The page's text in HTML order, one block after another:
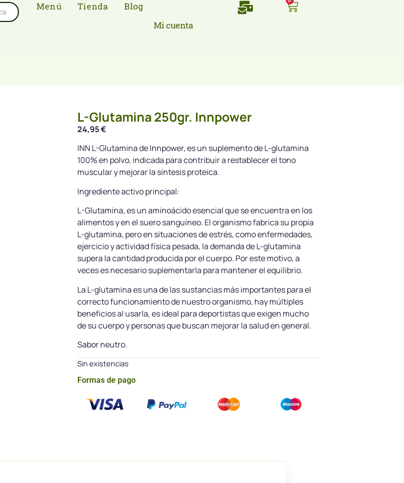
Menú Tienda
Blog
Mi cuenta
L-Glutamina 250gr. Innpower
24,95€
INN L-Glutamina de Innpower, es un suplemento de L-glutamina
100% en polvo, indicada para contribuir a restablecer el tono
muscular y mejorar la síntesis proteica.
Ingrediente activo principal:
L-Glutamina, es un aminoácido esencial que se encuentra en los
alimentos y en el suero sanguíneo. El organismo fabrica su propia
L-glutamina, pero en situaciones de estrés, como enfermedades,
ejercicio y actividad física pesada, la demanda de L-glutamina
supera la cantidad producida por el cuerpo. Por este motivo, a
veces es necesario suplementarla para mantener el equilibrio.
La L-glutamina es una de las sustancias más importantes para el
correcto funcionamiento de nuestro organismo, hay múltiples
beneficios al usarla, es ideal para deportistas que exigen mucho
de su cuerpo y personas que buscan mejorar la salud en general.
Sabor neutro.
Sin existencias
Formas de pago